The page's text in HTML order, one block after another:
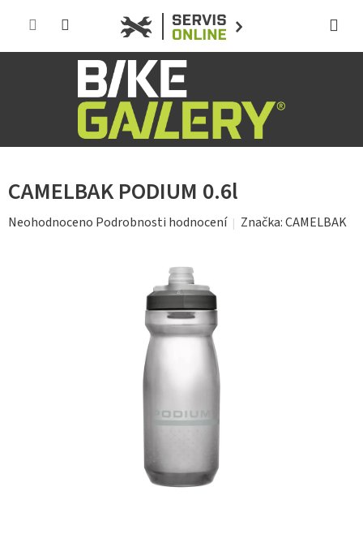
CAMELBAK PODIUM 0.6l
Průměrné
Neohodnoceno Podrobnosti hodnocení Značka:CAMELBAK